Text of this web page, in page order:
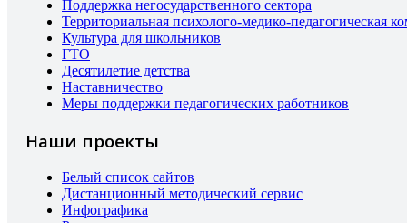
Поддержка негосударственного сектора
Территориальная психолого-медико-педагогическая
Культура для школьников
ГТО
Десятилетие детства
Наставничество
Меры поддержки педагогических работников
Наши проекты
Белый список сайтов
Дистанционный методический сервис
Инфографика